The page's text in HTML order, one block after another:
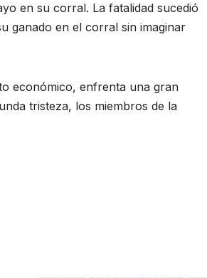
en su corral. La fatalidad sucedió
ganado en el corral sin imaginar
económico, enfrenta una gran
tristeza, los miembros de la